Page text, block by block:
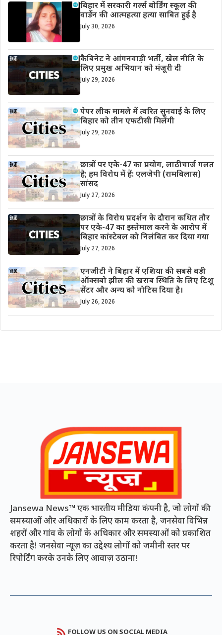
बिहार में सरकारी गर्ल्स बोर्डिंग स्कूल की
वार्डेन की आत्महत्या हत्या साबित हुई है
July 30, 2026
कैबिनेट ने आंगनवाड़ी भर्ती, खेल नीति के
लिए प्रमुख अभियान को मंजूरी दी
July 29, 2026
पेपर लीक मामले में त्वरित सुनवाई के लिए
बिहार को तीन एफटीसी मिलेंगी
July 29, 2026
छात्रों पर एके-47 का प्रयोग, लाठीचार्ज गलत
है; हम विरोध में हैं: एलजेपी (रामबिलास)
सांसद
July 27, 2026
छात्रों के विरोध प्रदर्शन के दौरान कथित तौर
पर एके-47 का इस्तेमाल करने के आरोप में
बिहार कांस्टेबल को निलंबित कर दिया गया
July 27, 2026
एनजीटी ने बिहार में एशिया की सबसे बड़ी
ऑक्सबो झील की खराब स्थिति के लिए टिशू
सेंटर और अन्य को नोटिस दिया है।
July 26, 2026
Jansewa News™ एक भारतीय मीडिया कंपनी है, जो लोगों की
समस्याओं और अधिकारों के लिए काम करता है, जनसेवा विभिन्न
शहरों और गांव के लोगों के अधिकार और समस्याओं को प्रकाशित
करता है! जनसेवा न्यूज़ का उद्देश्य लोगों को जमीनी स्तर पर
रिपोर्टिंग करके उनके लिए आवाज़ उठाना!
FOLLOW US ON SOCIAL MEDIA